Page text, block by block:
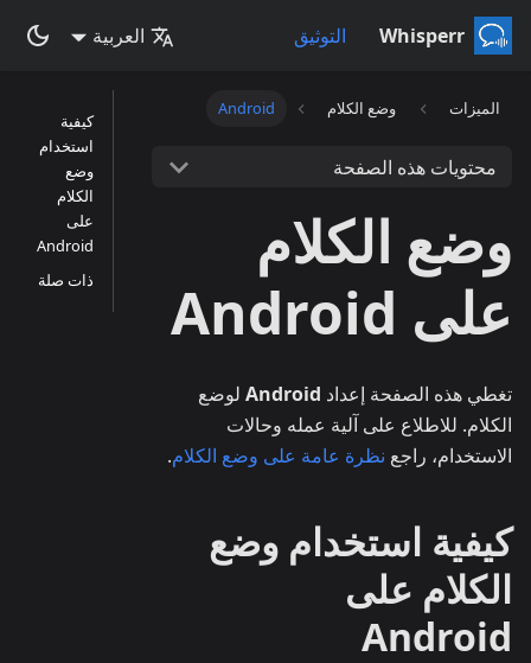
Whisperr التوثيق العربية
الميزات وضع الكلام Android
محتويات هذه الصفحة
وضع الكلام
على Android
تغطي هذه الصفحة إعداد Android لوضع
الكلام. للاطلاع على آلية عمله وحالات
الاستخدام، راجع نظرة عامة على وضع الكلام.
كيفية استخدام وضع
الكلام على
Android
كيفية
استخدام
وضع
الكلام
على
Android
ذات صلة